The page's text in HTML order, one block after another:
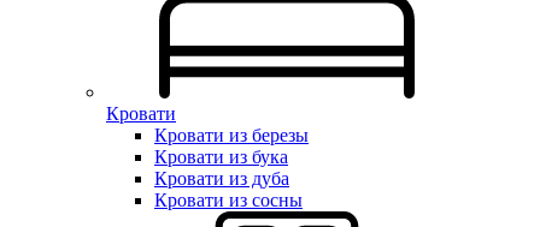
Кровати
Кровати из березы
Кровати из бука
Кровати из дуба
Кровати из сосны